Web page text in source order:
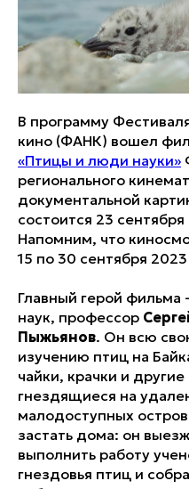
В программу
кино (ФАНК) вошел
«Птицы и люди науки»
регионального
документальной
состоится 23
Напомним, что
15 по 30 сентября
Главный герой фильма
наук, профессор
Пыжьянов. Он всю
изучению птиц на
чайки, крачки и
гнездящиеся на
малодоступных
застать дома: он
выполнить работу
гнездовья птиц и